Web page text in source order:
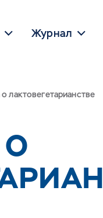
Журнал
лактовегетарианстве